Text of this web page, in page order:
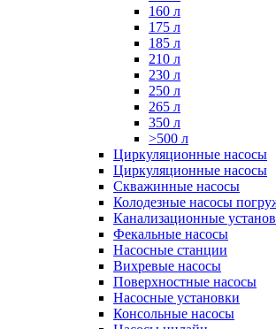
160 л
175 л
185 л
210 л
230 л
250 л
265 л
350 л
>500 л
Циркуляционные насосы
Циркуляционные насосы
Скважинные насосы
Колодезные насосы
Канализационные
Фекальные насосы
Насосные станции
Вихревые насосы
Поверхностные насосы
Насосные установки
Консольные насосы